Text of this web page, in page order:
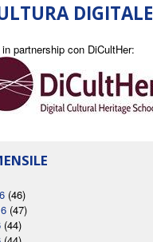
DIGITALE
in partnership con DiCultHer:
(46)
(47)
(44)